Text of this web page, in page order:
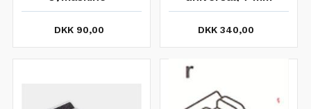
universal.
DKK 90,00
siksak.
DKK 340,00